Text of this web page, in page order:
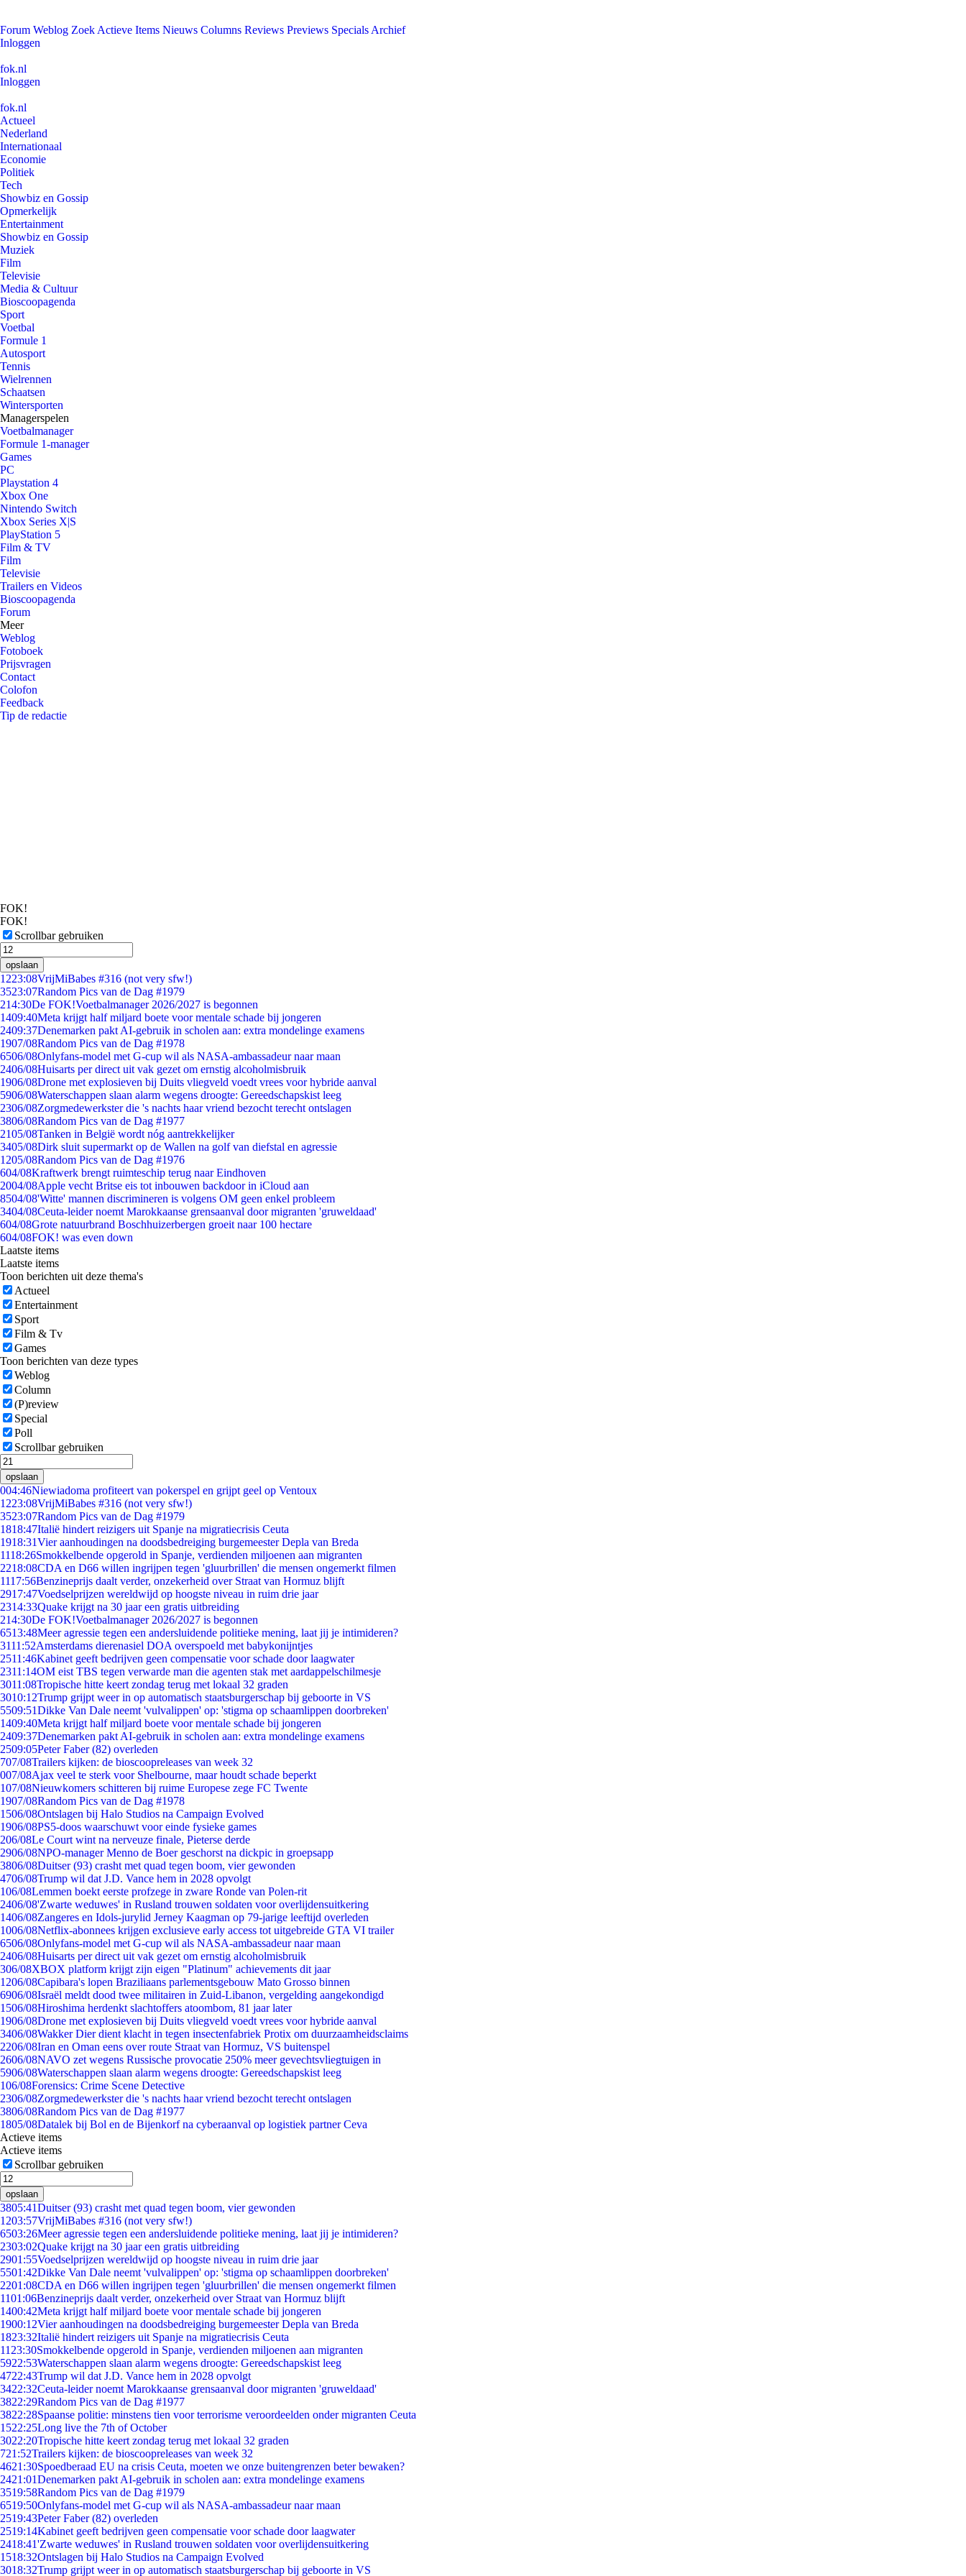
Forum Weblog Zoek Actieve Items Nieuws Columns Reviews Previews Specials Archief
Inloggen
fok.nl
Inloggen
fok.nl
Actueel
Nederland
Internationaal
Economie
Politiek
Tech
Showbiz en Gossip
Opmerkelijk
Entertainment
Showbiz en Gossip
Muziek
Film
Televisie
Media & Cultuur
Bioscoopagenda
Sport
Voetbal
Formule 1
Autosport
Tennis
Wielrennen
Schaatsen
Wintersporten
Managerspelen
Voetbalmanager
Formule 1-manager
Games
PC
Playstation 4
Xbox One
Nintendo Switch
Xbox Series X|S
PlayStation 5
Film & TV
Film
Televisie
Trailers en Videos
Bioscoopagenda
Forum
Meer
Weblog
Fotoboek
Prijsvragen
Contact
Colofon
Feedback
Tip de redactie
FOK!
FOK!
Scrollbar gebruiken
opslaan
1223:08VrijMiBabes #316 (not very sfw!)
3523:07Random Pics van de Dag #1979
214:30De FOK!Voetbalmanager 2026/2027 is begonnen
1409:40Meta krijgt half miljard boete voor mentale schade bij jongeren
2409:37Denemarken pakt AI-gebruik in scholen aan: extra mondelinge examens
1907/08Random Pics van de Dag #1978
6506/08Onlyfans-model met G-cup wil als NASA-ambassadeur naar maan
2406/08Huisarts per direct uit vak gezet om ernstig alcoholmisbruik
1906/08Drone met explosieven bij Duits vliegveld voedt vrees voor hybride aanval
5906/08Waterschappen slaan alarm wegens droogte: Gereedschapskist leeg
2306/08Zorgmedewerkster die 's nachts haar vriend bezocht terecht ontslagen
3806/08Random Pics van de Dag #1977
2105/08Tanken in België wordt nóg aantrekkelijker
3405/08Dirk sluit supermarkt op de Wallen na golf van diefstal en agressie
1205/08Random Pics van de Dag #1976
604/08Kraftwerk brengt ruimteschip terug naar Eindhoven
2004/08Apple vecht Britse eis tot inbouwen backdoor in iCloud aan
8504/08'Witte' mannen discrimineren is volgens OM geen enkel probleem
3404/08Ceuta-leider noemt Marokkaanse grensaanval door migranten 'gruweldaad'
604/08Grote natuurbrand Boschhuizerbergen groeit naar 100 hectare
604/08FOK! was even down
Laatste items
Laatste items
Toon berichten uit deze thema's
Actueel
Entertainment
Sport
Film & Tv
Games
Toon berichten van deze types
Weblog
Column
(P)review
Special
Poll
Scrollbar gebruiken
opslaan
004:46Niewiadoma profiteert van pokerspel en grijpt geel op Ventoux
1223:08VrijMiBabes #316 (not very sfw!)
3523:07Random Pics van de Dag #1979
1818:47Italië hindert reizigers uit Spanje na migratiecrisis Ceuta
1918:31Vier aanhoudingen na doodsbedreiging burgemeester Depla van Breda
1118:26Smokkelbende opgerold in Spanje, verdienden miljoenen aan migranten
2218:08CDA en D66 willen ingrijpen tegen 'gluurbrillen' die mensen ongemerkt filmen
1117:56Benzineprijs daalt verder, onzekerheid over Straat van Hormuz blijft
2917:47Voedselprijzen wereldwijd op hoogste niveau in ruim drie jaar
2314:33Quake krijgt na 30 jaar een gratis uitbreiding
214:30De FOK!Voetbalmanager 2026/2027 is begonnen
6513:48Meer agressie tegen een andersluidende politieke mening, laat jij je intimideren?
3111:52Amsterdams dierenasiel DOA overspoeld met babykonijntjes
2511:46Kabinet geeft bedrijven geen compensatie voor schade door laagwater
2311:14OM eist TBS tegen verwarde man die agenten stak met aardappelschilmesje
3011:08Tropische hitte keert zondag terug met lokaal 32 graden
3010:12Trump grijpt weer in op automatisch staatsburgerschap bij geboorte in VS
5509:51Dikke Van Dale neemt 'vulvalippen' op: 'stigma op schaamlippen doorbreken'
1409:40Meta krijgt half miljard boete voor mentale schade bij jongeren
2409:37Denemarken pakt AI-gebruik in scholen aan: extra mondelinge examens
2509:05Peter Faber (82) overleden
707/08Trailers kijken: de bioscoopreleases van week 32
007/08Ajax veel te sterk voor Shelbourne, maar houdt schade beperkt
107/08Nieuwkomers schitteren bij ruime Europese zege FC Twente
1907/08Random Pics van de Dag #1978
1506/08Ontslagen bij Halo Studios na Campaign Evolved
1906/08PS5-doos waarschuwt voor einde fysieke games
206/08Le Court wint na nerveuze finale, Pieterse derde
2906/08NPO-manager Menno de Boer geschorst na dickpic in groepsapp
3806/08Duitser (93) crasht met quad tegen boom, vier gewonden
4706/08Trump wil dat J.D. Vance hem in 2028 opvolgt
106/08Lemmen boekt eerste profzege in zware Ronde van Polen-rit
2406/08'Zwarte weduwes' in Rusland trouwen soldaten voor overlijdensuitkering
1406/08Zangeres en Idols-jurylid Jerney Kaagman op 79-jarige leeftijd overleden
1006/08Netflix-abonnees krijgen exclusieve early access tot uitgebreide GTA VI trailer
6506/08Onlyfans-model met G-cup wil als NASA-ambassadeur naar maan
2406/08Huisarts per direct uit vak gezet om ernstig alcoholmisbruik
306/08XBOX platform krijgt zijn eigen "Platinum" achievements dit jaar
1206/08Capibara's lopen Braziliaans parlementsgebouw Mato Grosso binnen
6906/08Israël meldt dood twee militairen in Zuid-Libanon, vergelding aangekondigd
1506/08Hiroshima herdenkt slachtoffers atoombom, 81 jaar later
1906/08Drone met explosieven bij Duits vliegveld voedt vrees voor hybride aanval
3406/08Wakker Dier dient klacht in tegen insectenfabriek Protix om duurzaamheidsclaims
2206/08Iran en Oman eens over route Straat van Hormuz, VS buitenspel
2606/08NAVO zet wegens Russische provocatie 250% meer gevechtsvliegtuigen in
5906/08Waterschappen slaan alarm wegens droogte: Gereedschapskist leeg
106/08Forensics: Crime Scene Detective
2306/08Zorgmedewerkster die 's nachts haar vriend bezocht terecht ontslagen
3806/08Random Pics van de Dag #1977
1805/08Datalek bij Bol en de Bijenkorf na cyberaanval op logistiek partner Ceva
Actieve items
Actieve items
Scrollbar gebruiken
opslaan
3805:41Duitser (93) crasht met quad tegen boom, vier gewonden
1203:57VrijMiBabes #316 (not very sfw!)
6503:26Meer agressie tegen een andersluidende politieke mening, laat jij je intimideren?
2303:02Quake krijgt na 30 jaar een gratis uitbreiding
2901:55Voedselprijzen wereldwijd op hoogste niveau in ruim drie jaar
5501:42Dikke Van Dale neemt 'vulvalippen' op: 'stigma op schaamlippen doorbreken'
2201:08CDA en D66 willen ingrijpen tegen 'gluurbrillen' die mensen ongemerkt filmen
1101:06Benzineprijs daalt verder, onzekerheid over Straat van Hormuz blijft
1400:42Meta krijgt half miljard boete voor mentale schade bij jongeren
1900:12Vier aanhoudingen na doodsbedreiging burgemeester Depla van Breda
1823:32Italië hindert reizigers uit Spanje na migratiecrisis Ceuta
11 23:30Smokkelbende opgerold in Spanje, verdienden miljoenen aan migranten
5922:53Waterschappen slaan alarm wegens droogte: Gereedschapskist leeg
4722:43Trump wil dat J.D. Vance hem in 2028 opvolgt
3422:32Ceuta-leider noemt Marokkaanse grensaanval door migranten 'gruweldaad'
3822:29Random Pics van de Dag #1977
3822:28Spaanse politie: minstens tien voor terrorisme veroordeelden onder migranten Ceuta
1522:25Long live the 7th of October
3022:20Tropische hitte keert zondag terug met lokaal 32 graden
721:52Trailers kijken: de bioscoopreleases van week 32
4621:30Spoedberaad EU na crisis Ceuta, moeten we onze buitengrenzen beter bewaken?
2421:01Denemarken pakt AI-gebruik in scholen aan: extra mondelinge examens
3519:58Random Pics van de Dag #1979
6519:50Onlyfans-model met G-cup wil als NASA-ambassadeur naar maan
2519:43Peter Faber (82) overleden
2519:14Kabinet geeft bedrijven geen compensatie voor schade door laagwater
2418:41'Zwarte weduwes' in Rusland trouwen soldaten voor overlijdensuitkering
1518:32Ontslagen bij Halo Studios na Campaign Evolved
3018:32Trump grijpt weer in op automatisch staatsburgerschap bij geboorte in VS